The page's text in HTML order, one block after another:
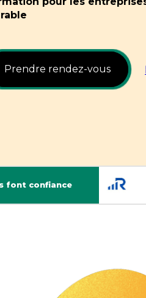
Prendre rendez-vous
font confiance